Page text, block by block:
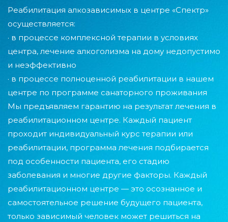
Реабилитация алкозависимых в центре «Спектр»
осуществляется:
· в процессе комплексной терапии в условиях
центра, лечение алкоголизма на дому недопустимо
и неэффективно
· в процессе полноценной реабилитации в нашем
центре по программе санаторного проживания
Мы предъявляем гарантию на результат лечения в
реабилитационном центре. Каждый пациент
проходит индивидуальный курс терапии или
реабилитации, программа лечения подбирается
под особенности пациента, его стадию
заболевания и многие другие факторы. Каждый
реабилитационном центре — это осознанное и
самостоятельное решение будущего пациента,
только зависимый человек может решиться на